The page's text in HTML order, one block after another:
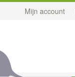
Mijn account